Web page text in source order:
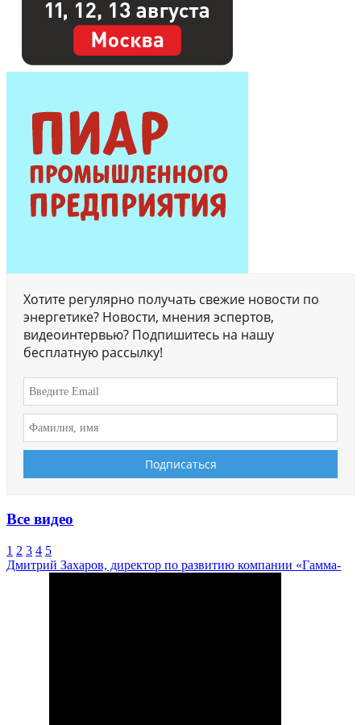
Хотите регулярно получать свежие новости по
энергетике? Новости, мнения эспертов,
видеоинтервью? Подпишитесь на нашу
бесплатную рассылку!
Все видео
1 2 3 4 5
Дмитрий Захаров, директор по развитию компании «Гамма-